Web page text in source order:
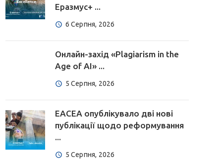
Еразмус+ ...
6 Серпня, 2026
Онлайн-захід «Plagiarism in the
Age of AI» ...
5 Серпня, 2026
EACEA опублікувало дві нові
публікації щодо реформування
...
5 Серпня, 2026